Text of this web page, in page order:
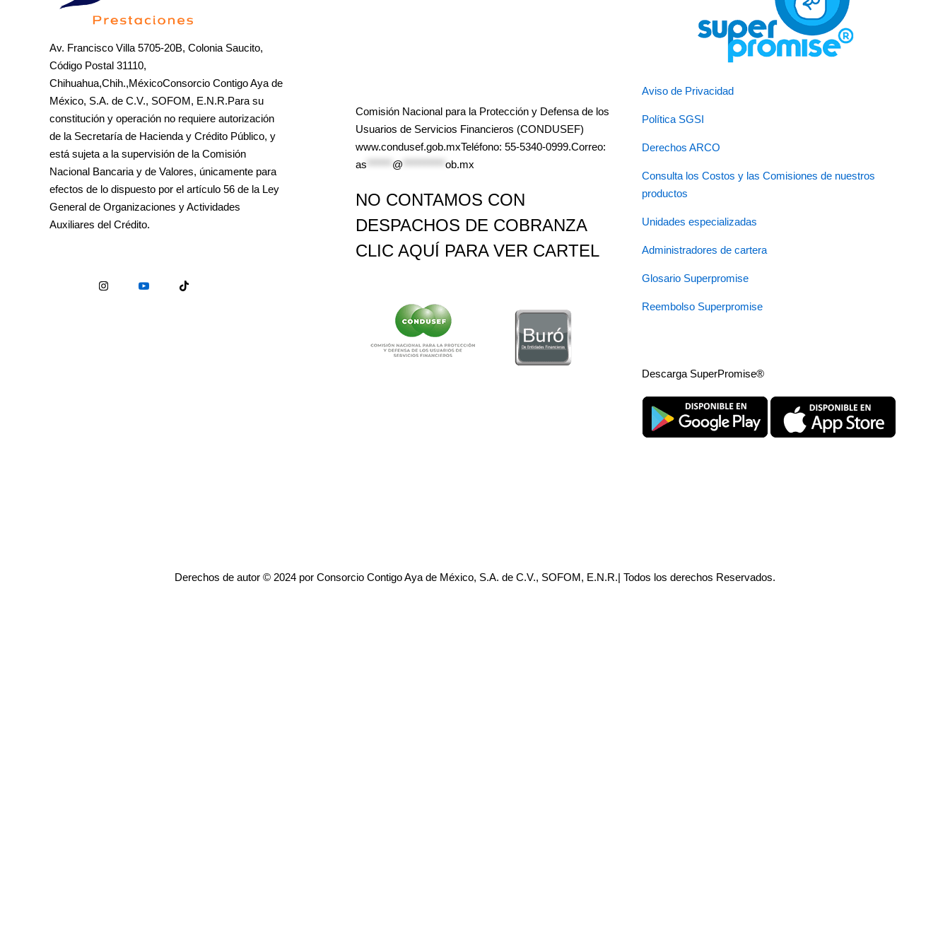
Av. Francisco Villa 5705-20B, Colonia Saucito,
Código Postal 31110,
Chihuahua,Chih.,MéxicoConsorcio Contigo Aya de
México, S.A. de C.V., SOFOM, E.N.R.Para su
constitución y operación no requiere autorización
de la Secretaría de Hacienda y Crédito Público, y
está sujeta a la supervisión de la Comisión
Nacional Bancaria y de Valores, únicamente para
efectos de lo dispuesto por el artículo 56 de la Ley
General de Organizaciones y Actividades
Auxiliares del Crédito.
Comisión Nacional para la Protección y Defensa de los
Usuarios de Servicios Financieros (CONDUSEF)
www.condusef.gob.mxTeléfono: 55-5340-0999.Correo:
as
@ ob.mx
NO CONTAMOS CON
DESPACHOS DE COBRANZA
CLIC AQUÍ PARA VER CARTEL
Aviso de Privacidad
Política SGSI
Derechos ARCO
Consulta los Costos y las Comisiones de nuestros
productos
Unidades especializadas
Administradores de cartera
Glosario Superpromise
Reembolso Superpromise
Descarga SuperPromise®
Derechos de autor © 2024 por Consorcio Contigo Aya de México, S.A. de C.V., SOFOM, E.N.R.| Todos los derechos Reservados.